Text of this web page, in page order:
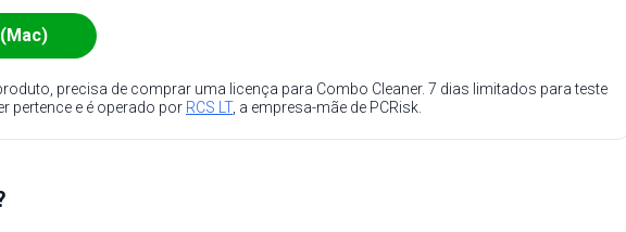
(Mac)
precisa de comprar uma licença para Combo Cleaner. 7 dias limitados para teste
pertence e é operado por RCS LT, a empresa-mãe de PCRisk.